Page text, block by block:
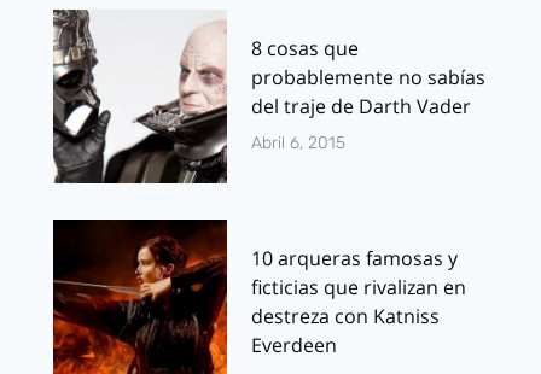
8 cosas que
probablemente no sabías
del traje de Darth Vader
Abril 6, 2015
10 arqueras famosas y
ficticias que rivalizan en
destreza con Katniss
Everdeen